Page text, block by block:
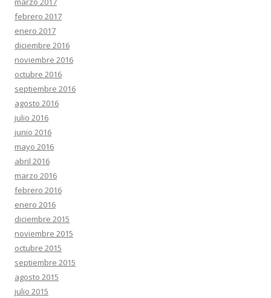
febrero 2017
enero 2017
diciembre 2016
noviembre 2016
octubre 2016
septiembre 2016
agosto 2016
julio 2016
junio 2016
mayo 2016
abril 2016
marzo 2016
febrero 2016
enero 2016
diciembre 2015
noviembre 2015
octubre 2015
septiembre 2015
agosto 2015
julio 2015